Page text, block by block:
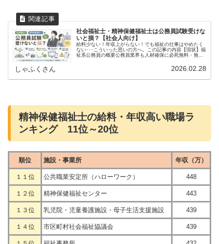
社会福祉士・精神保健福祉士は公務員試験受けな
いと損？【社会人向け】
給料少ない！年収上がらない！でも福祉の仕事はやめたく
ない･･･こういった思いの方へ。この記事の内容【現状】福
祉系公務員の概要公務員業界も人材確保に必死無料・無対
しゃふくさん 2026.02.28
精神保健福祉士の給料・年収高い職場ラ
ンキング 11位～20位
順位 施設・事業所 年収（万）
１１位 公共職業安定所（ハローワーク） 448
１２位 精神保健福祉センター 443
１３位 乳児院・児童養護施設・母子生活支援施設 439
１４位 市区町村社会福祉協議会 439